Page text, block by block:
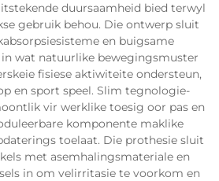
duursaamheid bied terwyl
gebruik behou. Die ontwerp sluit
en buigsame
wat natuurlike bewegingsmuster
fisiese aktiwiteite ondersteun,
en sport speel. Slim tegnologie-
vir werklike toesig oor pas en
komponente maklike
toelaat. Die prothesie sluit
met asemhalingsmateriale en
in om velirritasie te voorkom en